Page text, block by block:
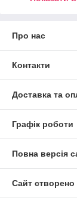
Про нас
Контакти
Доставка та
Графік роботи
Повна версія
Сайт створено